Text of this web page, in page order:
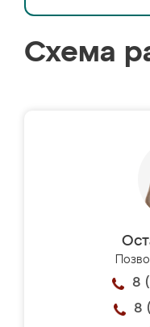
Схема
8
8